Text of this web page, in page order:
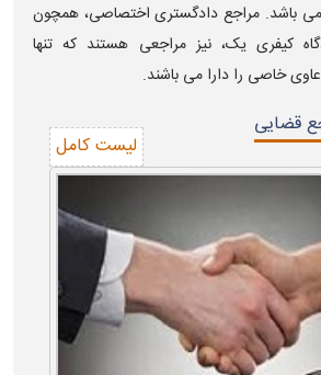
باشد. مراجع دادگستری اختصاصی، همچون
کیفری یک، نیز مراجعی هستند که تنها
خاصی را دارا می باشند.
قضایی
لیست کامل